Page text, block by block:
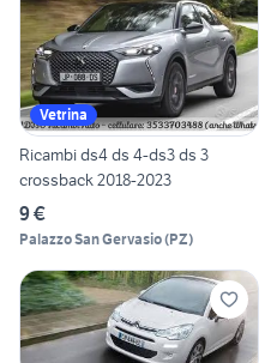
Vetrina
Ricambi ds4 ds 4-ds3 ds 3
crossback 2018-2023
9 €
Palazzo San Gervasio(PZ)